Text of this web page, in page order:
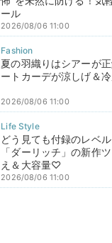
ール
2026/08/06 11:00
夏の羽織りはシアーが
ートカーデが涼しげ＆
2026/08/06 11:00
どう見ても付録のレベ
「ダーリッチ」の新作
え＆大容量♡
2026/08/06 11:00